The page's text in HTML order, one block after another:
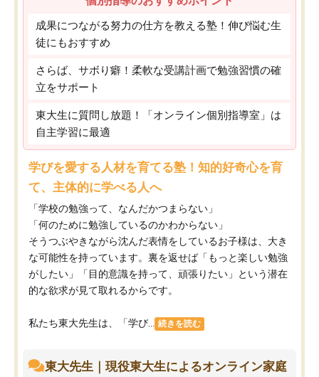
成果につながる努力の仕方を教える塾！伸び悩む生
徒にもおすすめ
さらば、サボり癖！柔軟な受講計画で勉強習慣の確
立をサポート
東大生に質問し放題！「オンライン個別指導室」は
自主学習に最適
学びを愛する人材を育てる塾！知的好奇心を育
て、主体的に学べる人へ
「学校の勉強って、なんだかつまらない」
「何のために勉強しているのかわからない」
そうつぶやきながら沈んだ表情をしているお子様は、大き
な可能性を持っています。裏を返せば「もっと楽しい勉強
がしたい」「目的意識を持って、頑張りたい」という潜在
的な欲求が見て取れるからです。
私たち東大先生は、「学び... 続きを読む
東大先生｜現役東大生によるオンライン家庭